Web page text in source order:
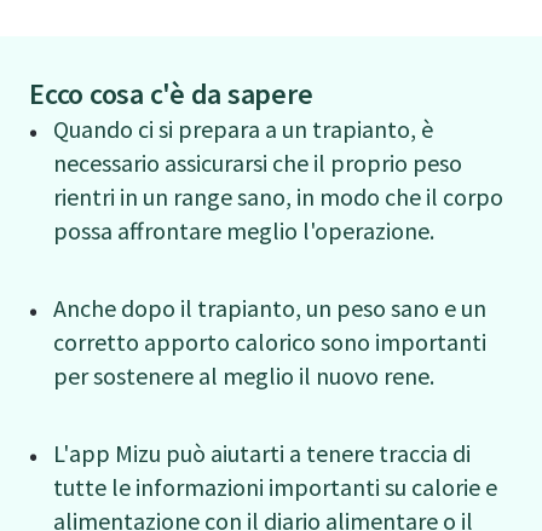
Ecco cosa c'è da sapere
Quando ci si prepara a un trapianto, è
necessario assicurarsi che il proprio peso
rientri in un range sano, in modo che il corpo
possa affrontare meglio l'operazione.
Anche dopo il trapianto, un peso sano e un
corretto apporto calorico sono importanti
per sostenere al meglio il nuovo rene.
L'app Mizu può aiutarti a tenere traccia di
tutte le informazioni importanti su calorie e
alimentazione con il diario alimentare o il